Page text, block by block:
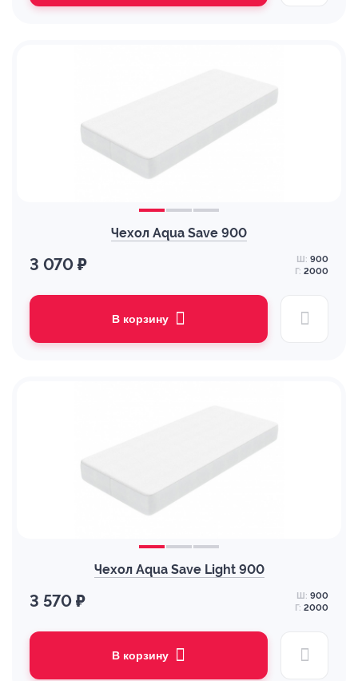
Чехол Aqua Save 900
3 070 ₽ Ш: 900
Г: 2000
В корзину
Чехол Aqua Save Light 900
3 570 ₽ Ш: 900
Г: 2000
В корзину